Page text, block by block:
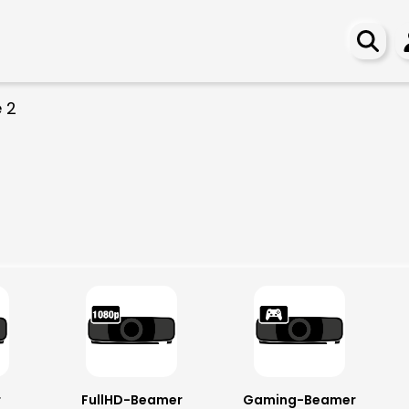
2
FullHD-Beamer Gaming-Beamer